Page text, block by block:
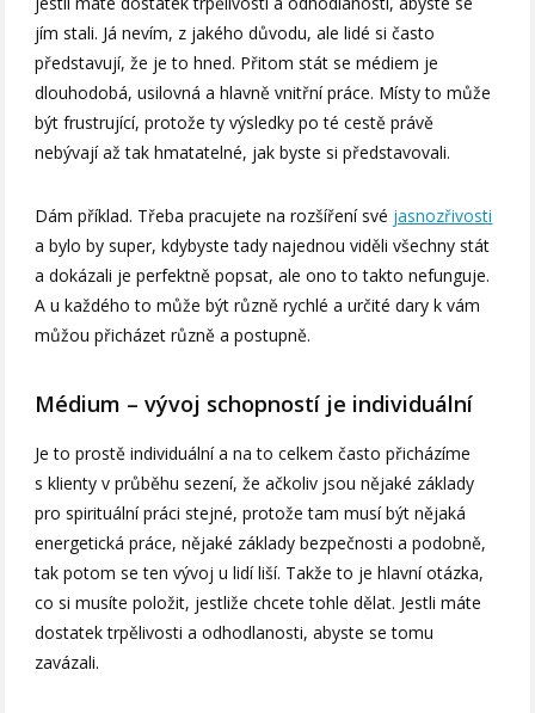
jím stali. Já nevím, z jakého důvodu, ale lidé si často
představují, že je to hned. Přitom stát se médiem je
dlouhodobá, usilovná a hlavně vnitřní práce. Místy to může
být frustrující, protože ty výsledky po té cestě právě
nebývají až tak hmatatelné, jak byste si představovali.
Dám příklad. Třeba pracujete na rozšíření své jasnozřivosti
a bylo by super, kdybyste tady najednou viděli všechny stát
a dokázali je perfektně popsat, ale ono to takto nefunguje.
A u každého to může být různě rychlé a určité dary k vám
můžou přicházet různě a postupně.
Médium – vývoj schopností je individuální
Je to prostě individuální a na to celkem často přicházíme
s klienty v průběhu sezení, že ačkoliv jsou nějaké základy
pro spirituální práci stejné, protože tam musí být nějaká
energetická práce, nějaké základy bezpečnosti a podobně,
tak potom se ten vývoj u lidí liší. Takže to je hlavní otázka,
co si musíte položit, jestliže chcete tohle dělat. Jestli máte
dostatek trpělivosti a odhodlanosti, abyste se tomu
zavázali.